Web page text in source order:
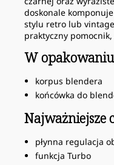
doskonale
stylu retro lub
praktyczny
W
korpus blendera
końcówka do
Najważniejsze
płynna regulacja
funkcja Turbo